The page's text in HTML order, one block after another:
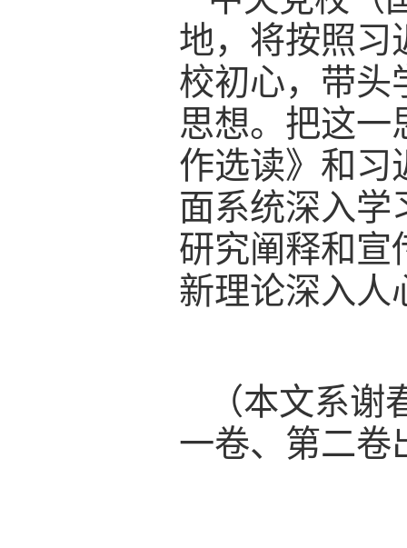
地，将按照习
校初心，带头
思想。把这一
作选读》和习
面系统深入学
研究阐释和宣
新理论深入人
（本文系
一卷、第二卷